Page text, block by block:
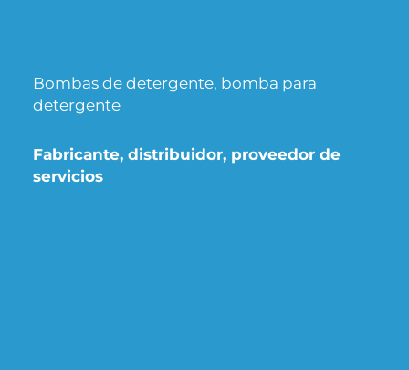
Bombas de detergente, bomba para
detergente
Fabricante, distribuidor, proveedor de
servicios